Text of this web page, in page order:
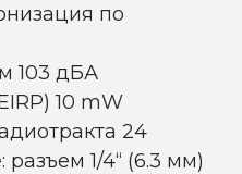
по
103 дБА
10 mW
24
1/4“ (6.3 мм)